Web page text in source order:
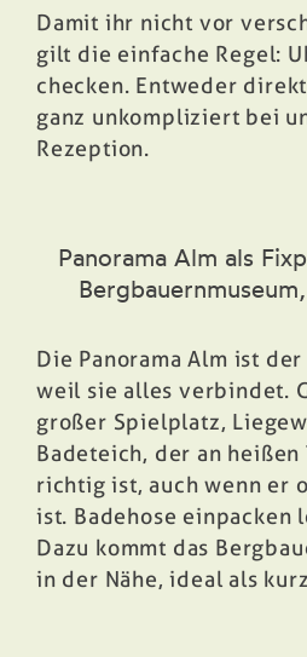
Damit ihr nicht vor
gilt die einfache Regel:
checken. Entweder
ganz unkompliziert bei
Rezeption.
Panorama Alm als
Die Panorama Alm ist
weil sie alles verbindet.
großer Spielplatz,
Badeteich, der an heißen
richtig ist, auch wenn er
ist. Badehose einpacken
Dazu kommt das
in der Nähe, ideal als